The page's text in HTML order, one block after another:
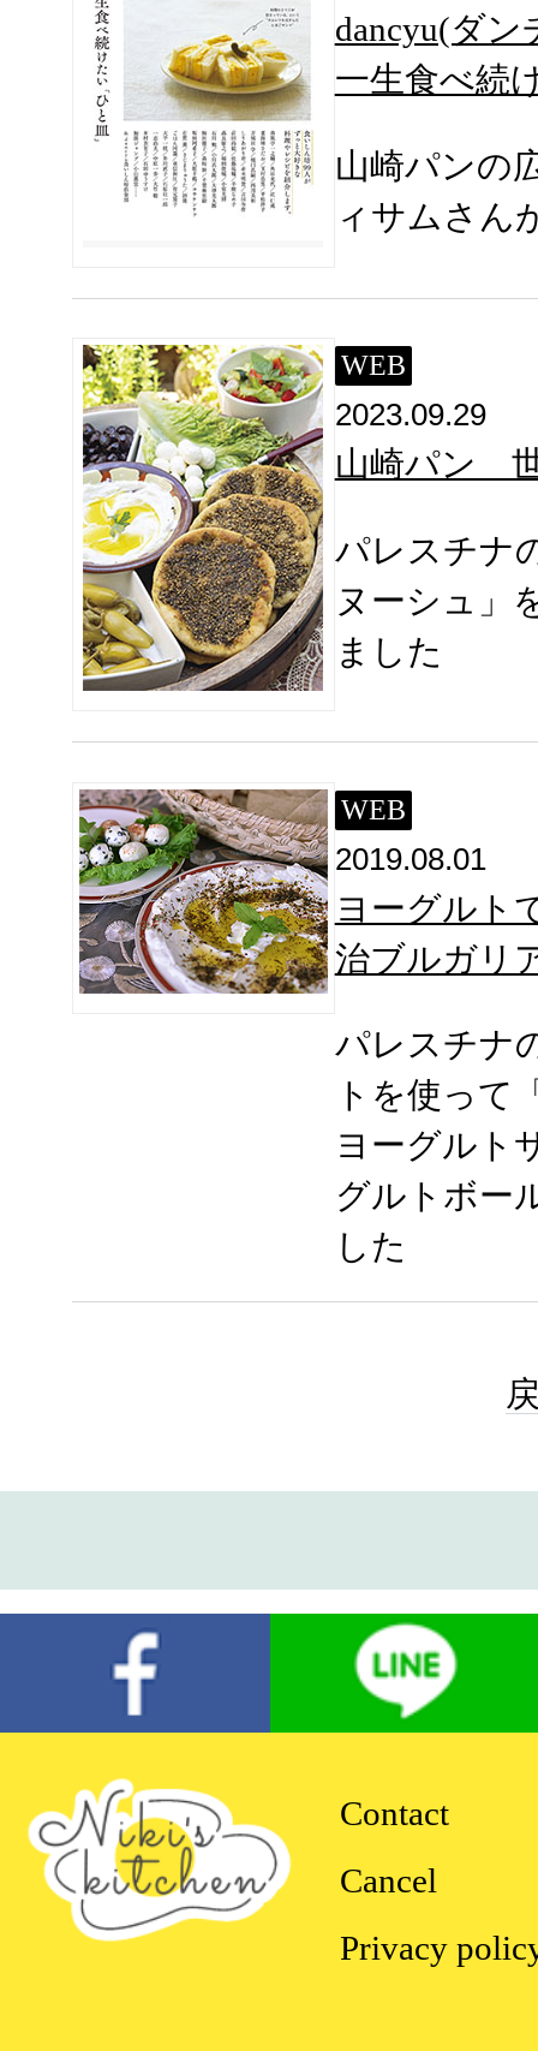
dancyu(ダ
一生食べ続
山崎パンの
ィサムさん
WEB
2023.09.29
山崎パン
パレスチナ
ヌーシュ」
ました
WEB
2019.08.01
ヨーグルト
治ブルガリ
パレスチナ
トを使って
ヨーグルト
グルトボー
した
Contact
Cancel
Privacy